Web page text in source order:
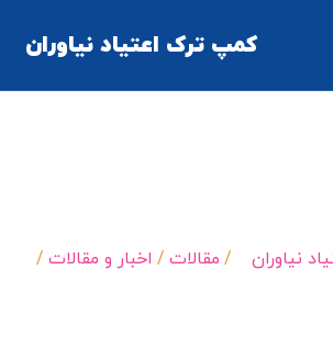
کمپ ترک اعتیاد نیاوران
نیاوران / مقالات / اخبار و مقالات /